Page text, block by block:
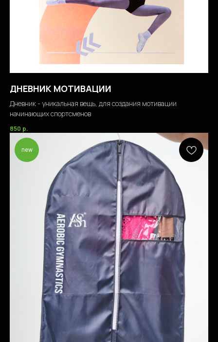
ДНЕВНИК МОТИВАЦИИ
Дневник - уникальная вещь, для создания мотивации
начинающих спортсменов
850 р.
new